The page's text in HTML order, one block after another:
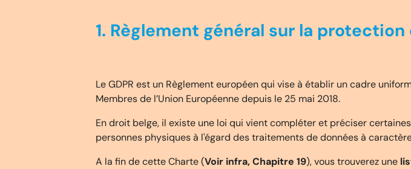
1. Règlement général sur la
Le GDPR est un Règlement européen qui vise à établir un cadre
Membres de l’Union Européenne depuis le 25 mai 2018.
En droit belge, il existe une loi qui vient compléter et préciser
personnes physiques à l'égard des traitements de données à
A la fin de cette Charte (Voir infra, Chapitre 19), vous trouverez une